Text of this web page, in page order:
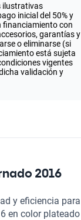
ilustrativas
inicial del 50% y
financiamiento con
garantías y
o eliminarse (si
está sujeta
vigentes
validación y
2016
y eficiencia para
en color plateado